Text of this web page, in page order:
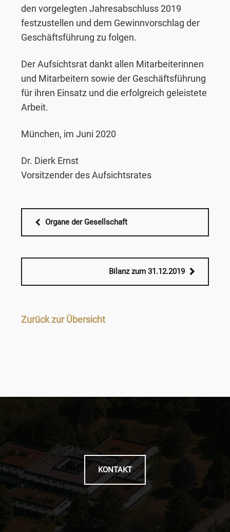
den vorgelegten Jahresabschluss 2019
festzustellen und dem Gewinnvorschlag der
Geschäftsführung zu folgen.
Der Aufsichtsrat dankt allen Mitarbeiterinnen
und Mitarbeitern sowie der Geschäftsführung
für ihren Einsatz und die erfolgreich geleistete
Arbeit.
München, im Juni 2020
Dr. Dierk Ernst
Vorsitzender des Aufsichtsrates
Organe der Gesellschaft
Bilanz zum 31.12.2019
Zurück zur Übersicht
KONTAKT